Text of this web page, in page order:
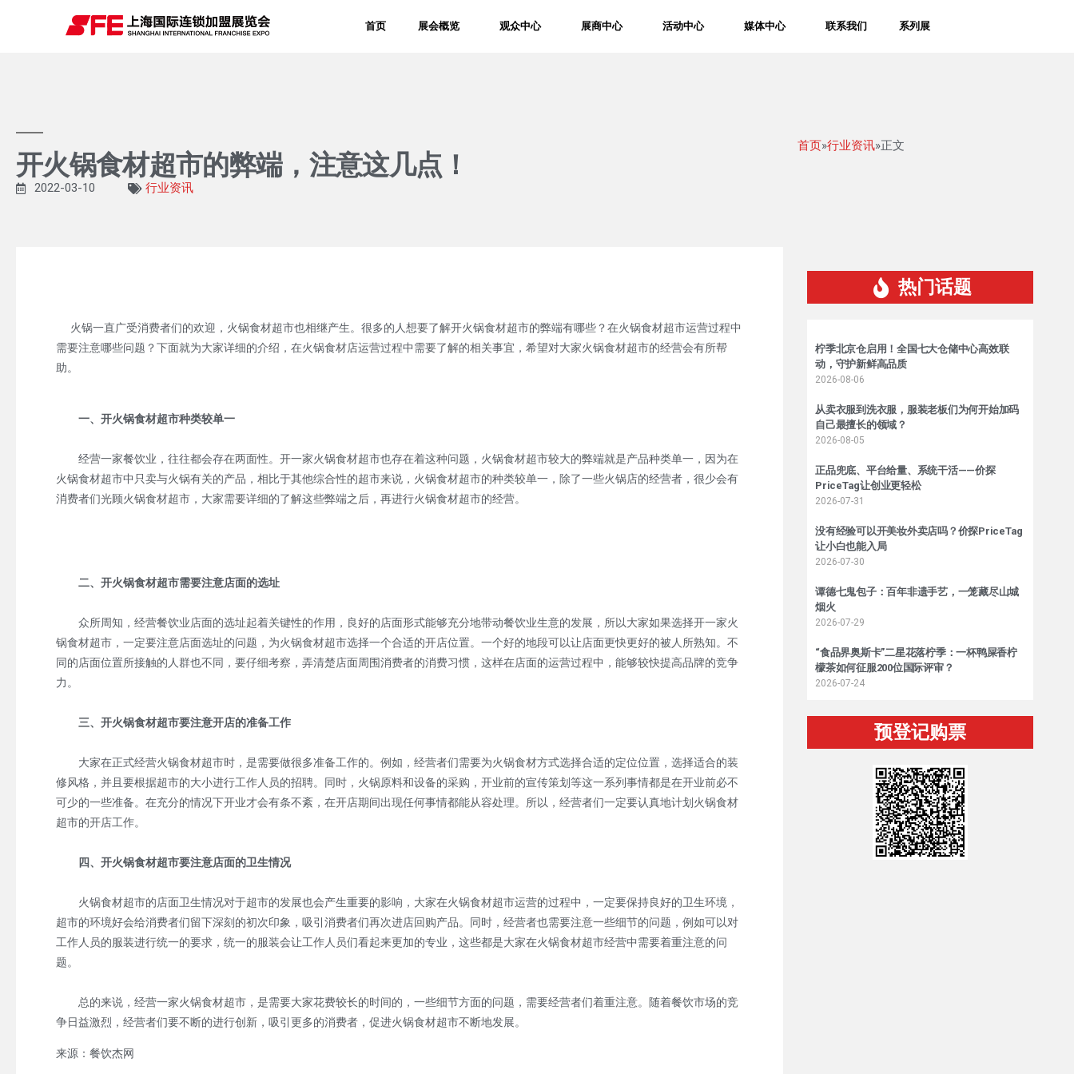
首页 展会概览 观众中心 展商中心 活动中心 媒体中心 联系我们 系列展
开火锅食材超市的弊端，注意这几点！
首页»行业资讯»正文
2022-03-10 行业资讯
火锅一直广受消费者们的欢迎，火锅食材超市也相继产生。很多的人想要了解开火锅食材超市的弊端有哪些？在火锅食材超市运营过程中
需要注意哪些问题？下面就为大家详细的介绍，在火锅食材店运营过程中需要了解的相关事宜，希望对大家火锅食材超市的经营会有所帮
助。
一、开火锅食材超市种类较单一
经营一家餐饮业，往往都会存在两面性。开一家火锅食材超市也存在着这种问题，火锅食材超市较大的弊端就是产品种类单一，因为在
火锅食材超市中只卖与火锅有关的产品，相比于其他综合性的超市来说，火锅食材超市的种类较单一，除了一些火锅店的经营者，很少会有
消费者们光顾火锅食材超市，大家需要详细的了解这些弊端之后，再进行火锅食材超市的经营。
二、开火锅食材超市需要注意店面的选址
众所周知，经营餐饮业店面的选址起着关键性的作用，良好的店面形式能够充分地带动餐饮业生意的发展，所以大家如果选择开一家火
锅食材超市，一定要注意店面选址的问题，为火锅食材超市选择一个合适的开店位置。一个好的地段可以让店面更快更好的被人所熟知。不
同的店面位置所接触的人群也不同，要仔细考察，弄清楚店面周围消费者的消费习惯，这样在店面的运营过程中，能够较快提高品牌的竞争
力。
三、开火锅食材超市要注意开店的准备工作
大家在正式经营火锅食材超市时，是需要做很多准备工作的。例如，经营者们需要为火锅食材方式选择合适的定位位置，选择适合的装
修风格，并且要根据超市的大小进行工作人员的招聘。同时，火锅原料和设备的采购，开业前的宣传策划等这一系列事情都是在开业前必不
可少的一些准备。在充分的情况下开业才会有条不紊，在开店期间出现任何事情都能从容处理。所以，经营者们一定要认真地计划火锅食材
超市的开店工作。
四、开火锅食材超市要注意店面的卫生情况
火锅食材超市的店面卫生情况对于超市的发展也会产生重要的影响，大家在火锅食材超市运营的过程中，一定要保持良好的卫生环境，
超市的环境好会给消费者们留下深刻的初次印象，吸引消费者们再次进店回购产品。同时，经营者也需要注意一些细节的问题，例如可以对
工作人员的服装进行统一的要求，统一的服装会让工作人员们看起来更加的专业，这些都是大家在火锅食材超市经营中需要着重注意的问
题。
总的来说，经营一家火锅食材超市，是需要大家花费较长的时间的，一些细节方面的问题，需要经营者们着重注意。随着餐饮市场的竞
争日益激烈，经营者们要不断的进行创新，吸引更多的消费者，促进火锅食材超市不断地发展。
来源：餐饮杰网
热门话题
柠季北京仓启用！全国七大仓储中心高效联
动，守护新鲜高品质
2026-08-06
从卖衣服到洗衣服，服装老板们为何开始加码
自己最擅长的领域？
2026-08-05
正品兜底、平台给量、系统干活——价探
PriceTag让创业更轻松
2026-07-31
没有经验可以开美妆外卖店吗？价探PriceTag
让小白也能入局
2026-07-30
谭德七鬼包子：百年非遗手艺，一笼藏尽山城
烟火
2026-07-29
“食品界奥斯卡”二星花落柠季：一杯鸭屎香柠
檬茶如何征服200位国际评审？
2026-07-24
预登记购票